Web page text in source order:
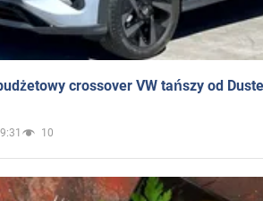
crossover VW tańszy od
10